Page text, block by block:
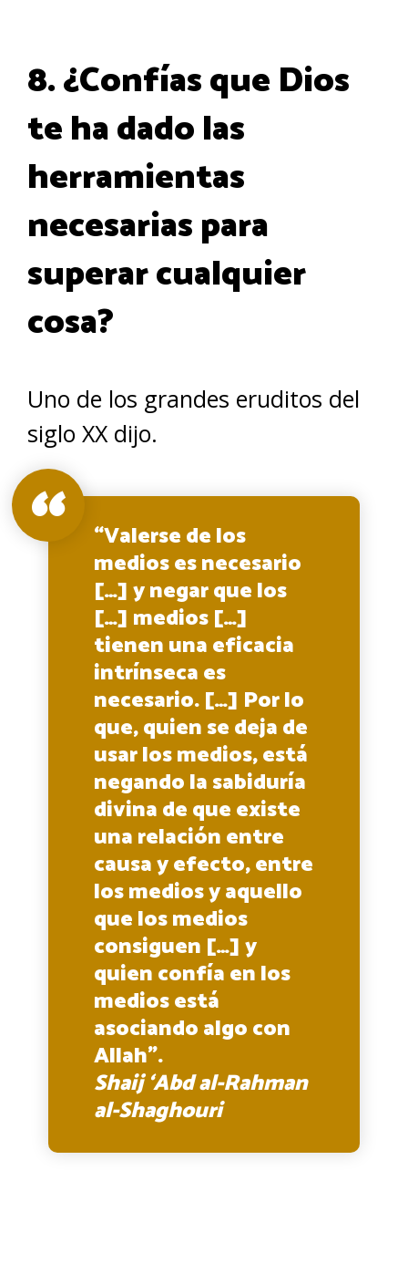
8. ¿Confías que Dios
te ha dado las
herramientas
necesarias para
superar cualquier
cosa?
Uno de los grandes eruditos del
siglo XX dijo.
“Valerse de los
medios es necesario
[…] y negar que los
[…] medios […]
tienen una eficacia
intrínseca es
necesario. […] Por lo
que, quien se deja de
usar los medios, está
negando la sabiduría
divina de que existe
una relación entre
causa y efecto, entre
los medios y aquello
que los medios
consiguen […] y
quien confía en los
medios está
asociando algo con
Allah”.
Shaij ‘Abd al-Rahman
al-Shaghouri